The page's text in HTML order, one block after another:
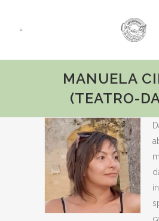
MANUELA
(TEATRO-